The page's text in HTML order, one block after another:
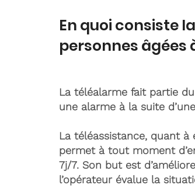
En quoi consiste
personnes âgées à
La téléalarme fait partie
une alarme à la suite
La téléassistance, quant
permet à tout moment
7j/7. Son but est
l’opérateur évalue la